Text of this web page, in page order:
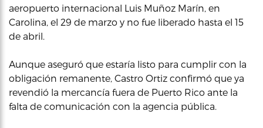
aeropuerto internacional Luis Muñoz Marín, en
Carolina, el 29 de marzo y no fue liberado hasta el 15
de abril.
Aunque aseguró que estaría listo para cumplir con la
obligación remanente, Castro Ortiz confirmó que ya
revendió la mercancía fuera de Puerto Rico ante la
falta de comunicación con la agencia pública.